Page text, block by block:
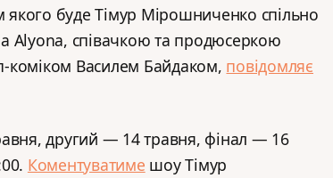
буде Тімур Мірошниченко спільно
Alyona, співачкою та продюсеркою
коміком Василем Байдаком, повідомляє
другий — 14 травня, фінал — 16
Коментуватиме шоу Тімур